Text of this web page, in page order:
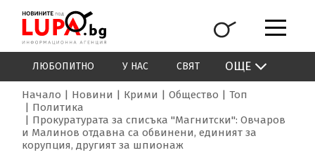
ЛЮБОПИТНО У НАС СВЯТ ОЩЕ
Начало Новини Крими Общество
Топ
Политика
Прокуратурата за списъка "Магнитски": Овчаров
и Малинов отдавна са обвинени, единият за
корупция, другият за шпионаж